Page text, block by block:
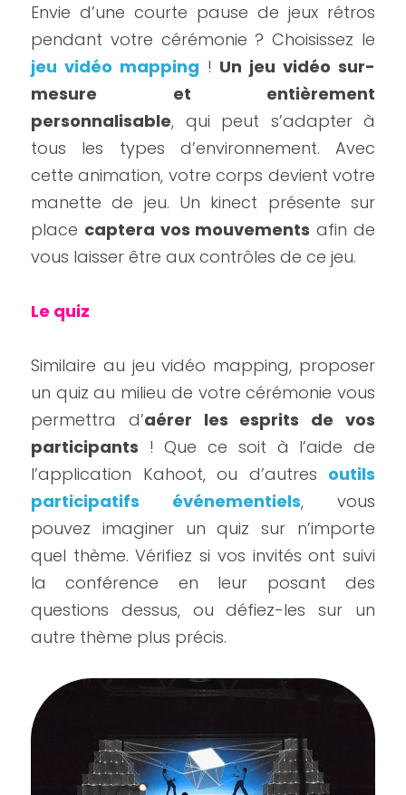
Envie d’une courte pause de jeux rétros
jeu vidéo mapping ! Un jeu vidéo sur-
mesure et entièrement
personnalisable, qui peut s’adapter à
tous les types d’environnement. Avec
cette animation, votre corps devient votre
manette de jeu. Un kinect présente sur
place captera vos mouvements afin de
vous laisser être aux contrôles de ce jeu.
Le quiz
Similaire au jeu vidéo mapping, proposer
un quiz au milieu de votre cérémonie vous
permettra d’aérer les esprits de vos
participants ! Que ce soit à l’aide de
l’application Kahoot, ou d’autres outils
participatifs événementiels, vous
pouvez imaginer un quiz sur n’importe
quel thème. Vérifiez si vos invités ont suivi
la conférence en leur posant des
questions dessus, ou défiez-les sur un
autre thème plus précis.